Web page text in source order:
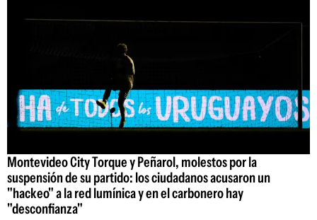
Montevideo City Torque y Peñarol, molestos por la
suspensión de su partido: los ciudadanos acusaron un
"hackeo" a la red lumínica y en el carbonero hay
"desconfianza"